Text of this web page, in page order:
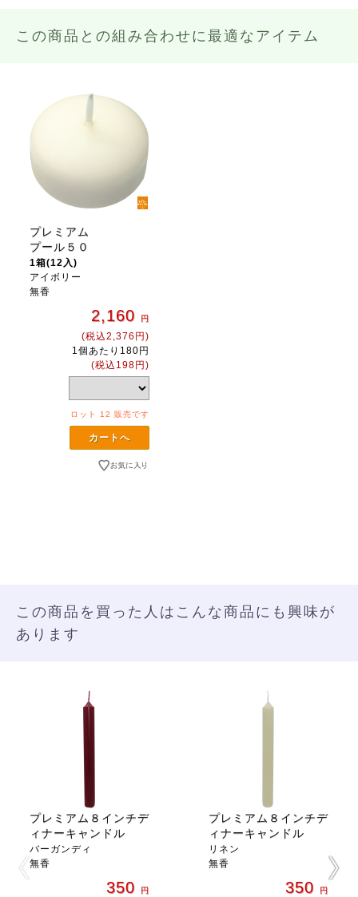
この商品との組み合わせに最適なアイテム
プレミアム
プール５０
1箱(12入)
アイボリー
無香
2,160 円
(税込2,376円)
1個あたり180円
(税込198円)
ロット 12 販売です
この商品を買った人はこんな商品にも興味が
あります
プレミアム８インチデ
ィナーキャンドル
バーガンディ
無香
350 円
プレミアム８インチデ
ィナーキャンドル
リネン
無香
350 円